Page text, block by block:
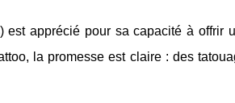
apprécié pour sa capacité à offrir
la promesse est claire : des